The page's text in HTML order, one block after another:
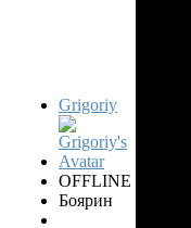
Grigoriy
OFFLINE
Боярин